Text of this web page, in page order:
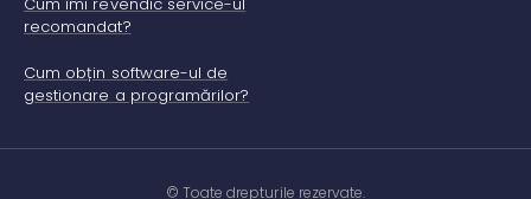
recomandat?
Cum obțin software-ul de
gestionare a programărilor?
© Toate drepturile rezervate.